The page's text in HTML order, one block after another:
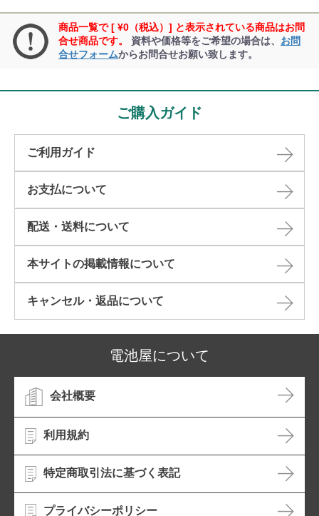
商品一覧で [ ¥0（税込）] と表示されている商品はお問
合せ商品です。
資料や価格等をご希望の場合は、 お問
合せフォームからお問合せお願い致します。
ご購入ガイド
ご利用ガイド
お支払について
配送・送料について
本サイトの掲載情報について​
キャンセル・返品について​
電池屋について
会社概要
利用規約
特定商取引法に基づく表記
プライバシーポリシー